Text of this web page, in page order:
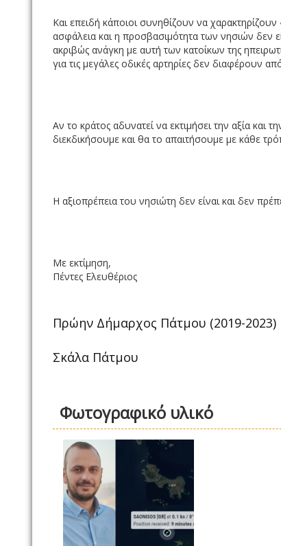
Και επειδή κάποιοι συνηθίζουν να
ασφάλεια και η προσβασιμότητα των νησιών δεν
ακριβώς ανάγκη με αυτή των κατοίκων της
για τις μεγάλες οδικές αρτηρίες δεν διαφέρουν
Αν το κράτος αδυνατεί να εκτιμήσει την αξία και
διεκδικήσουμε και θα το απαιτήσουμε με κάθε
Η αξιοπρέπεια του νησιώτη δεν είναι και δεν
Με εκτίμηση,
Πέντες Ελευθέριος
Πρώην Δήμαρχος Πάτμου (2019-2023)
Σκάλα Πάτμου
Φωτογραφικό υλικό